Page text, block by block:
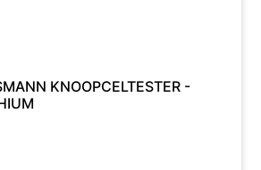
KNOOPCELTESTER -